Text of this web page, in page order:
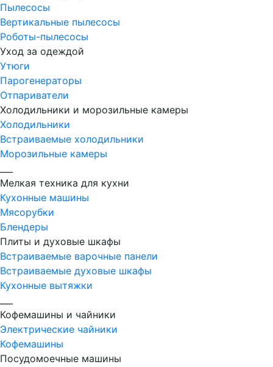
Пылесосы
Вертикальные пылесосы
Роботы-пылесосы
Уход за одеждой
Утюги
Парогенераторы
Отпариватели
Холодильники и морозильные камеры
Холодильники
Встраиваемые холодильники
Морозильные камеры
Мелкая техника для кухни
Кухонные машины
Мясорубки
Блендеры
Плиты и духовые шкафы
Встраиваемые варочные панели
Встраиваемые духовые шкафы
Кухонные вытяжки
Кофемашины и чайники
Электрические чайники
Кофемашины
Посудомоечные машины